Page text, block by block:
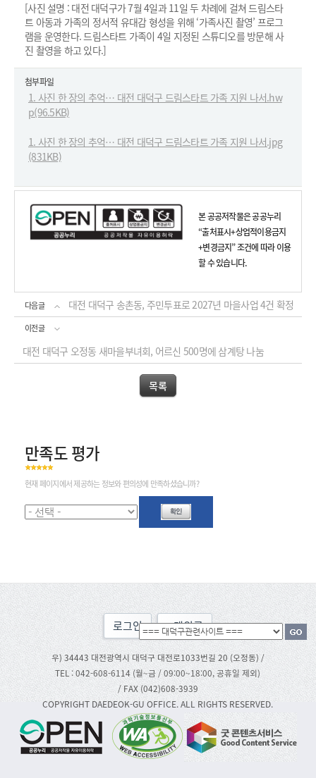
[사진 설명 : 대전 대덕구가 7월 4일과 11일 두 차례에 걸쳐 드림스타
트 아동과 가족의 정서적 유대감 형성을 위해 ‘가족사진 촬영’ 프로그
램을 운영한다. 드림스타트 가족이 4일 지정된 스튜디오를 방문해 사
진 촬영을 하고 있다.]
첨부파일
1. 사진 한 장의 추억… 대전 대덕구 드림스타트 가족 지원 나서.hw
p(96.5KB)
1. 사진 한 장의 추억… 대전 대덕구 드림스타트 가족 지원 나서.jpg
(831KB)
본 공공저작물은 공공누리
“출처표시+상업적이용금지
+변경금지” 조건에 따라 이용
할 수 있습니다.
다음글 대전 대덕구 송촌동, 주민투표로 2027년 마을사업 4건 확정
이전글
대전 대덕구 오정동 새마을부녀회, 어르신 500명에 삼계탕 나눔
목록
만족도 평가
현재 페이지에서 제공하는 정보와 편의성에 만족하셨습니까?
로그인 맨위로
우) 34443 대전광역시 대덕구 대전로1033번길 20 (오정동) /
TEL : 042-608-6114 (월~금 / 09:00~18:00, 공휴일 제외)
/ FAX (042)608-3939
COPYRIGHT DAEDEOK-GU OFFICE. ALL RIGHTS RESERVED.